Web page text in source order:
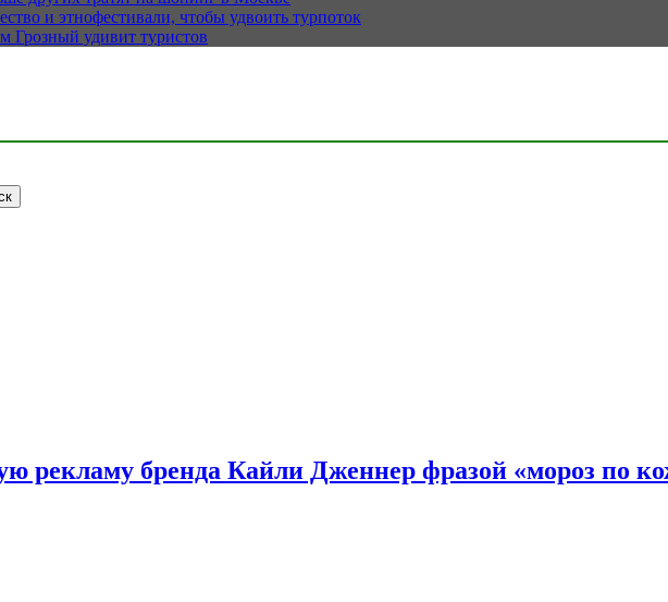
и этнофестивали, чтобы удвоить турпоток
Грозный удивит туристов
рекламу бренда Кайли Дженнер фразой «мороз по